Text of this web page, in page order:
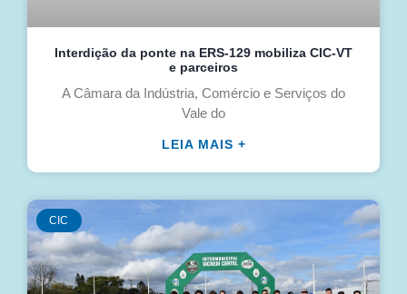
Interdição da ponte na ERS-129 mobiliza CIC-VT
e parceiros
A Câmara da Indústria, Comércio e Serviços do
Vale do
LEIA MAIS +
CIC